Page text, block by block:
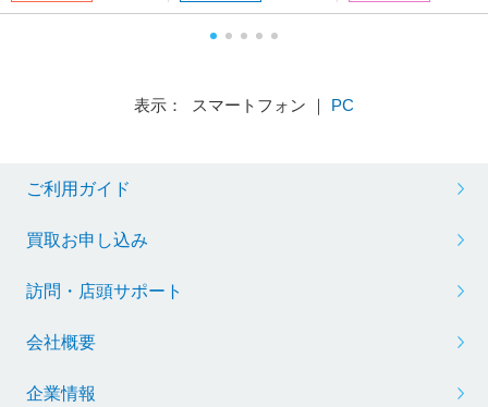
表示： スマートフォン ｜ PC
ご利用ガイド
買取お申し込み
訪問・店頭サポート
会社概要
企業情報